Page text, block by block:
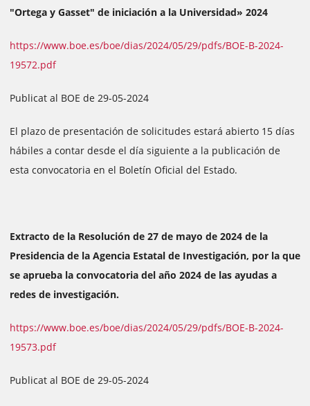
"Ortega y Gasset" de iniciación a la Universidad» 2024
https://www.boe.es/boe/dias/2024/05/29/pdfs/BOE-B-2024-
19572.pdf
Publicat al BOE de 29-05-2024
El plazo de presentación de solicitudes estará abierto 15 días
hábiles a contar desde el día siguiente a la publicación de
esta convocatoria en el Boletín Oficial del Estado.
Extracto de la Resolución de 27 de mayo de 2024 de la
Presidencia de la Agencia Estatal de Investigación, por la que
se aprueba la convocatoria del año 2024 de las ayudas a
redes de investigación.
https://www.boe.es/boe/dias/2024/05/29/pdfs/BOE-B-2024-
19573.pdf
Publicat al BOE de 29-05-2024